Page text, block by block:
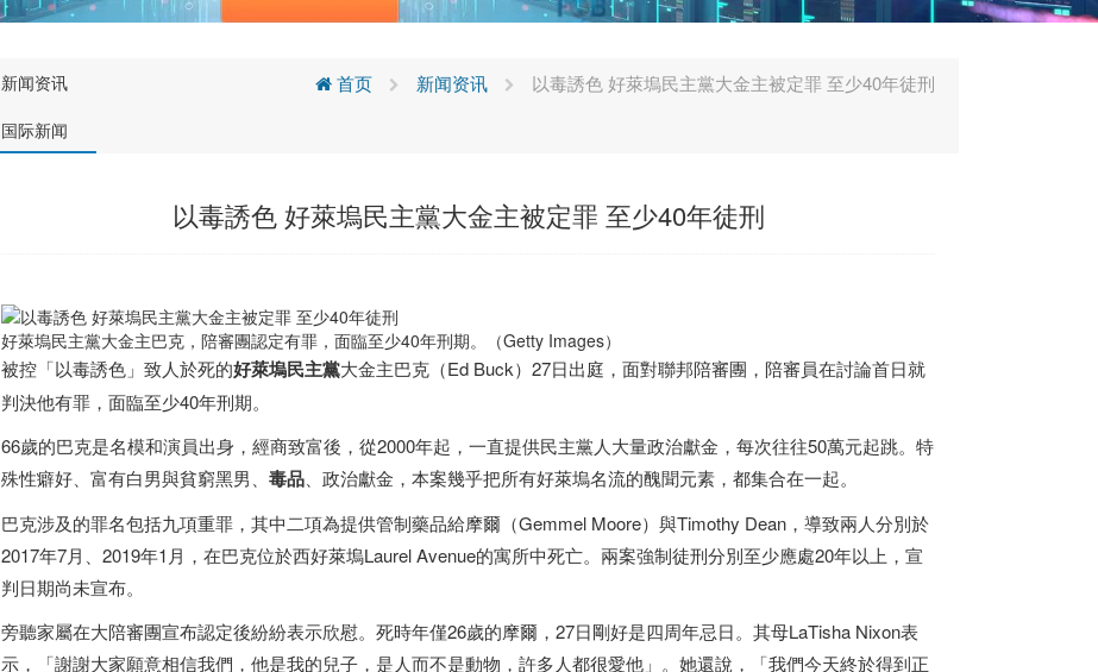
新闻资讯
国际新闻
首页 新闻资讯 以毒誘色 好萊塢民主黨大金主被定罪 至少40年徒刑
以毒誘色 好萊塢民主黨大金主被定罪 至少40年徒刑
好萊塢民主黨大金主巴克，陪審團認定有罪，面臨至少40年刑期。（Getty Images）
被控「以毒誘色」致人於死的好萊塢民主黨大金主巴克（Ed Buck）27日出庭，面對聯邦陪審團，陪審員在討論首日就
判決他有罪，面臨至少40年刑期。
66歲的巴克是名模和演員出身，經商致富後，從2000年起，一直提供民主黨人大量政治獻金，每次往往50萬元起跳。特
殊性癖好、富有白男與貧窮黑男、 毒品、政治獻金，本案幾乎把所有好萊塢名流的醜聞元素，都集合在一起。
巴克涉及的罪名包括九項重罪，其中二項為提供管制藥品給摩爾（Gemmel Moore）與Timothy Dean，導致兩人分別於
2017年7月、2019年1月，在巴克位於西好萊塢Laurel Avenue的寓所中死亡。兩案強制徒刑分別至少應處20年以上，宣
判日期尚未宣布。
旁聽家屬在大陪審團宣布認定後紛紛表示欣慰。死時年僅26歲的摩爾，27日剛好是四周年忌日。其母LaTisha Nixon表
示，「謝謝大家願意相信我們，他是我的兒子，是人而不是動物，許多人都很愛他」。她還說，「我們今天終於得到正